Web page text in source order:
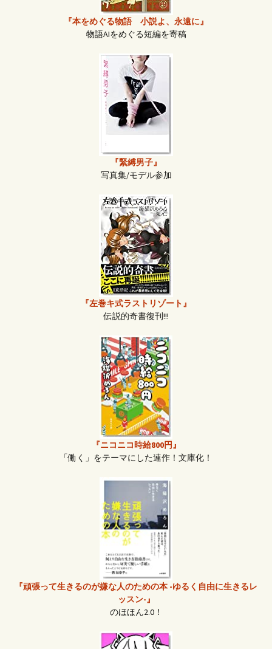
『本をめぐる物語 小説よ、永遠に』
物語AIをめぐる短編を寄稿
『緊縛男子』
写真集/モデル参加
『左巻キ式ラストリゾート』
伝説的奇書復刊!!!
『ニコニコ時給800円』
「働く」をテーマにした連作！文庫化！
『頑張って生きるのが嫌な人のための本 -ゆるく自由に生きるレ
ッスン-』
のほほん2.0！